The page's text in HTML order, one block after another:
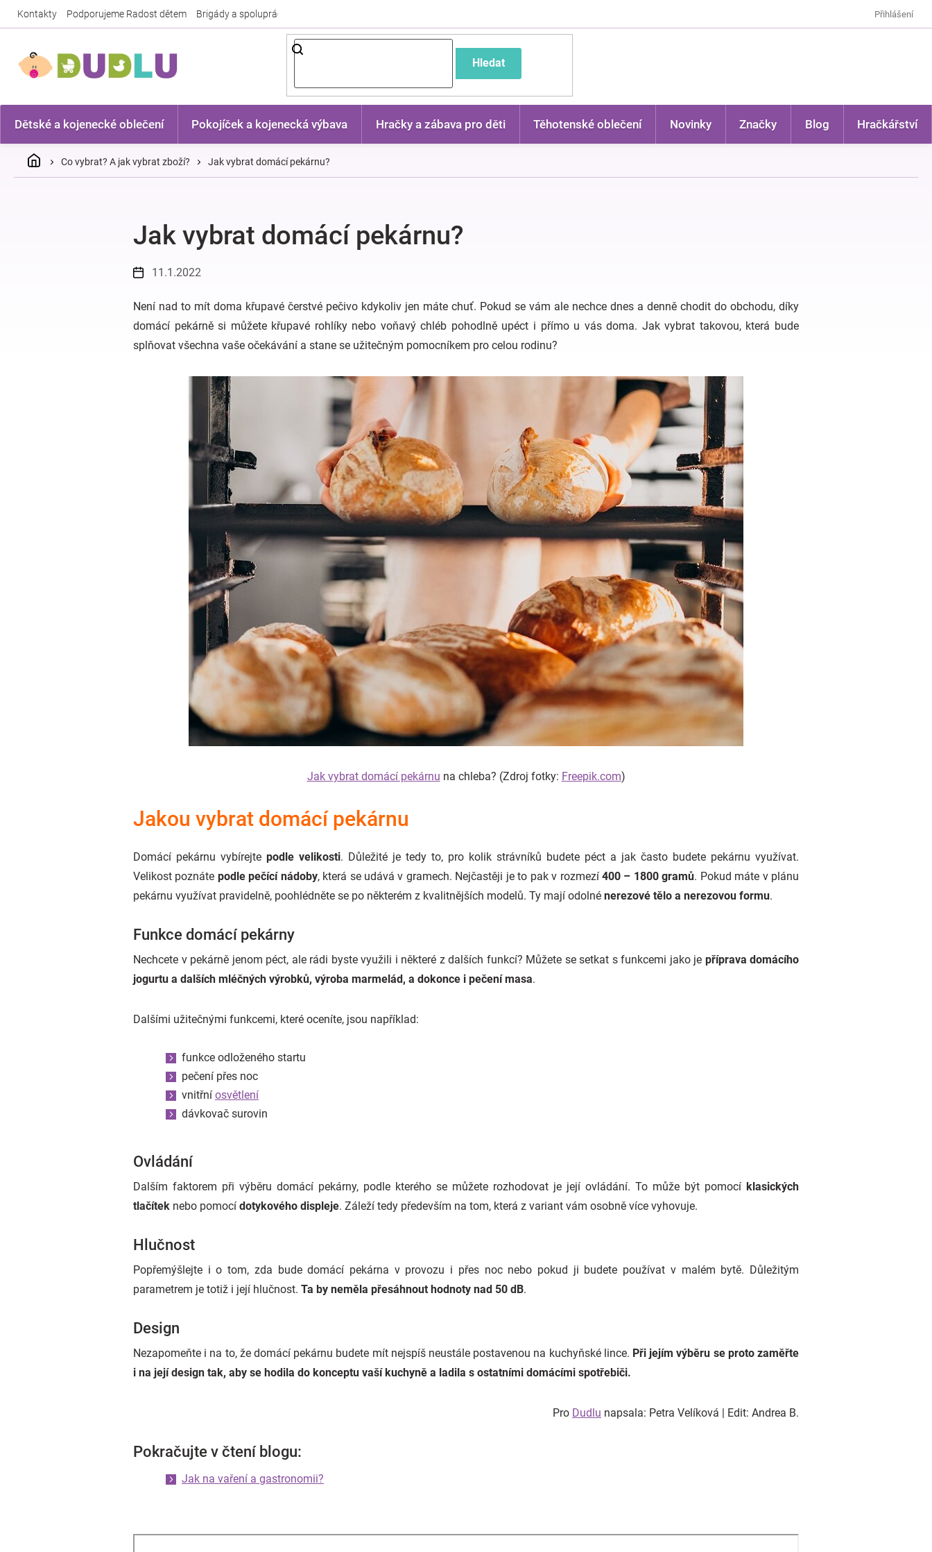
Kontakty Podporujeme Radost dětem Brigády a spolupráce Přihlášení
Hledat
Dětské a kojenecké oblečení Pokojíček a kojenecká výbava Hračky a zábava pro děti Těhotenské oblečení Novinky Značky Blog Hračkářství
DomůCo vybrat? A jak vybrat zboží? Jak vybrat domácí pekárnu?
Jak vybrat domácí pekárnu?
11.1.2022
Není nad to mít doma křupavé čerstvé pečivo kdykoliv jen máte chuť. Pokud se vám ale nechce dnes a denně chodit do obchodu, díky
domácí pekárně si můžete křupavé rohlíky nebo voňavý chléb pohodlně upéct i přímo u vás doma. Jak vybrat takovou, která bude
splňovat všechna vaše očekávání a stane se užitečným pomocníkem pro celou rodinu?
Jak vybrat domácí pekárnu na chleba? (Zdroj fotky: Freepik.com)
Jakou vybrat domácí pekárnu
Domácí pekárnu vybírejte podle velikosti. Důležité je tedy to, pro kolik strávníků budete péct a jak často budete pekárnu využívat.
Velikost poznáte podle pečící nádoby, která se udává v gramech. Nejčastěji je to pak v rozmezí 400 – 1800 gramů. Pokud máte v plánu
pekárnu využívat pravidelně, poohlédněte se po některém z kvalitnějších modelů. Ty mají odolné nerezové tělo a nerezovou formu.
Funkce domácí pekárny
Nechcete v pekárně jenom péct, ale rádi byste využili i některé z dalších funkcí? Můžete se setkat s funkcemi jako je příprava domácího
jogurtu a dalších mléčných výrobků, výroba marmelád, a dokonce i pečení masa.
Dalšími užitečnými funkcemi, které oceníte, jsou například:
funkce odloženého startu
pečení přes noc
vnitřní osvětlení
dávkovač surovin
Ovládání
Dalším faktorem při výběru domácí pekárny, podle kterého se můžete rozhodovat je její ovládání. To může být pomocí klasických
tlačítek nebo pomocí dotykového displeje. Záleží tedy především na tom, která z variant vám osobně více vyhovuje.
Hlučnost
Popřemýšlejte i o tom, zda bude domácí pekárna v provozu i přes noc nebo pokud ji budete používat v malém bytě. Důležitým
parametrem je totiž i její hlučnost. Ta by neměla přesáhnout hodnoty nad 50 dB.
Design
Nezapomeňte i na to, že domácí pekárnu budete mít nejspíš neustále postavenou na kuchyňské lince. Při jejím výběru se proto zaměřte
i na její design tak, aby se hodila do konceptu vaší kuchyně a ladila s ostatními domácími spotřebiči.
Pro Dudlu napsala: Petra Velíková | Edit: Andrea B.
Pokračujte v čtení blogu:
Jak na vaření a gastronomii?